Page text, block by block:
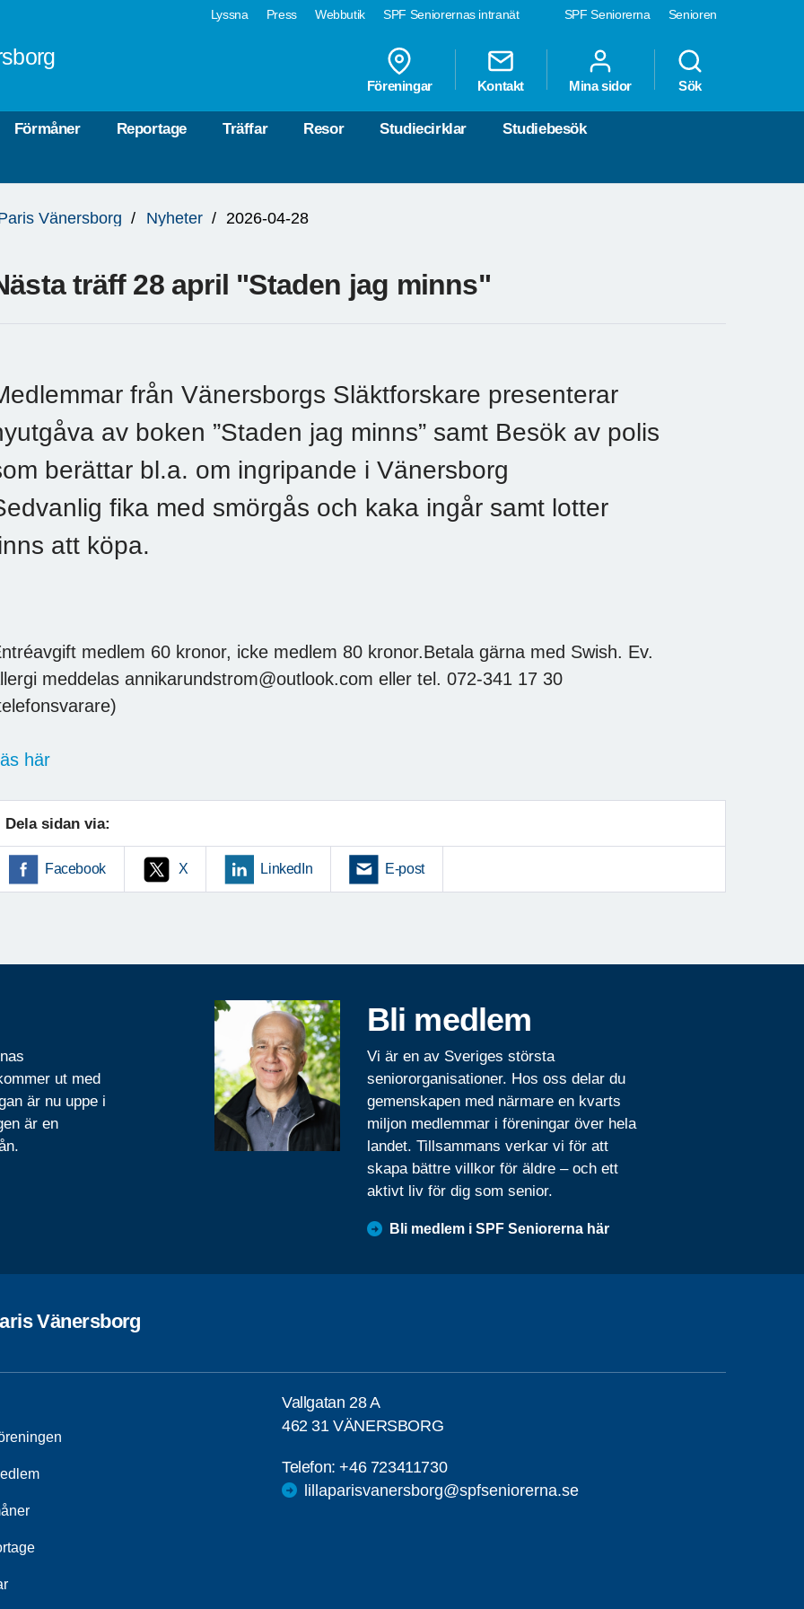
SPF Seniorerna Senioren
Lyssna Press Webbutik SPF Seniorernas intranät
Föreningar Kontakt Mina sidor Sök
Förmåner Reportage Träffar Resor Studiecirklar Studiebesök
Vänersborg Nyheter 2026-04-28
träff 28 april "Staden jag minns"
från Vänersborgs Släktforskare presenterar
av boken ”Staden jag minns” samt Besök av polis
berättar bl.a. om ingripande i Vänersborg
fika med smörgås och kaka ingår samt lotter
att köpa.
medlem 60 kronor, icke medlem 80 kronor.Betala gärna med Swish. Ev.
meddelas annikarundstrom@outlook.com eller tel. 072-341 17 30
här
Dela sidan via:
Facebook X LinkedIn E-post
ut med
är nu uppe i
är en
Bli medlem
Vi är en av Sveriges största
seniororganisationer. Hos oss delar du
gemenskapen med närmare en kvarts
miljon medlemmar i föreningar över hela
landet. Tillsammans verkar vi för att
skapa bättre villkor för äldre – och ett
aktivt liv för dig som senior.
Bli medlem i SPF Seniorerna här
Vänersborg
Vallgatan 28 A
462 31 VÄNERSBORG
Telefon:+46 723411730
lillaparisvanersborg@spfseniorerna.se